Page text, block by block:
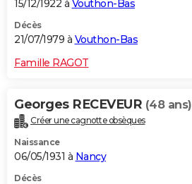
15/12/1922 à Vouthon-Bas
Décès
21/07/1979 à Vouthon-Bas
Famille RAGOT
Georges RECEVEUR (48 ans)
Créer une cagnotte obsèques
Naissance
06/05/1931 à Nancy
Décès